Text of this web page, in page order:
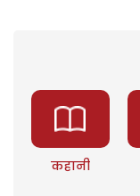
कहानी